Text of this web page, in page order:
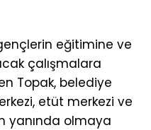
eğitimine ve
çalışmalara
Topak, belediye
etüt merkezi ve
yanında olmaya